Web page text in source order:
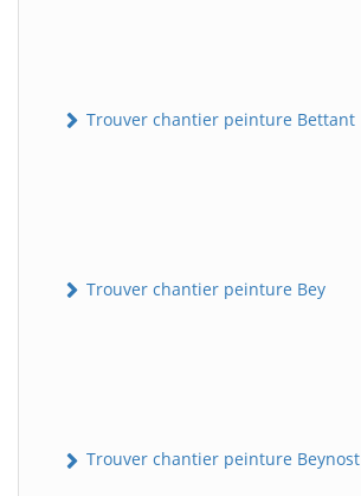
Trouver chantier peinture Bettant
Trouver chantier peinture Bey
Trouver chantier peinture Beynost